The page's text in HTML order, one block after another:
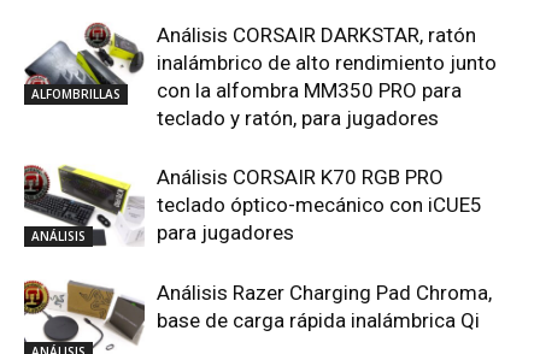
ALFOMBRILLAS
Análisis CORSAIR DARKSTAR, ratón
inalámbrico de alto rendimiento junto
con la alfombra MM350 PRO para
teclado y ratón, para jugadores
ANÁLISIS
Análisis CORSAIR K70 RGB PRO
teclado óptico-mecánico con iCUE5
para jugadores
Análisis Razer Charging Pad Chroma,
base de carga rápida inalámbrica Qi